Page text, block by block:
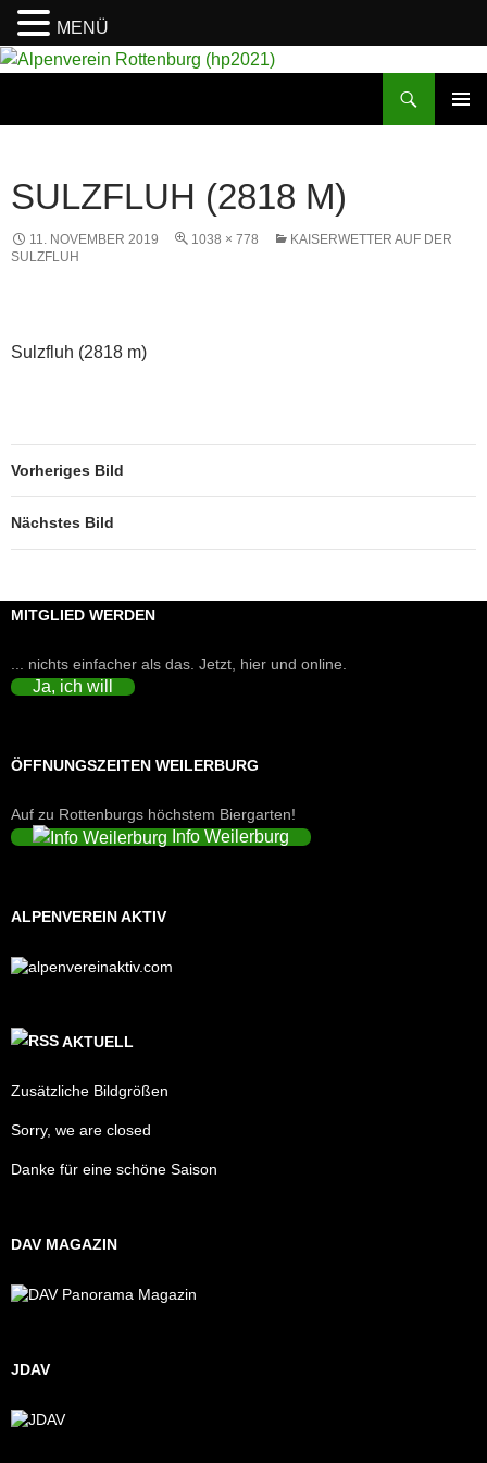
SULZFLUH (2818 M)
11. NOVEMBER 2019 1038 × 778
KAISERWETTER AUF DER
SULZFLUH
Sulzfluh (2818 m)
Vorheriges Bild
Nächstes Bild
MITGLIED WERDEN
... nichts einfacher als das. Jetzt, hier und online.
Ja, ich will
ÖFFNUNGSZEITEN WEILERBURG
Auf zu Rottenburgs höchstem Biergarten!
Info Weilerburg
ALPENVEREIN AKTIV
AKTUELL
Zusätzliche Bildgrößen
Sorry, we are closed
Danke für eine schöne Saison
DAV MAGAZIN
JDAV
MENÜ